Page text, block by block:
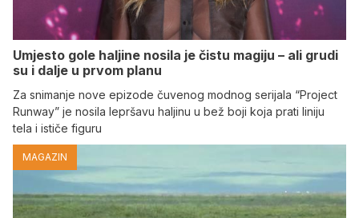
Umjesto gole haljine nosila je čistu magiju – ali grudi
su i dalje u prvom planu
Za snimanje nove epizode čuvenog modnog serijala “Project
Runway” je nosila lepršavu haljinu u bež boji koja prati liniju
tela i ističe figuru
MAGAZIN